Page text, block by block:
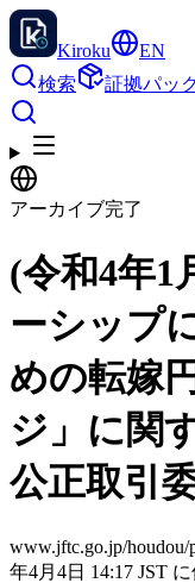
Kiroku
EN
検索
証拠パッ
アーカイブ完了
(令和4年1
ーシップ
めの転嫁
ジ」に関
公正取引
www.jftc.go.jp/houdou/
年4月4日 14:17 JST